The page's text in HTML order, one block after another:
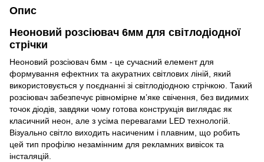
Опис
Неоновий розсіювач 6мм для світлодіодної
стрічки
Неоновий розсіювач 6мм - це сучасний елемент для
формування ефектних та акуратних світлових ліній, який
використовується у поєднанні зі світлодіодною стрічкою. Такий
розсіювач забезпечує рівномірне м’яке свічення, без видимих
точок діодів, завдяки чому готова конструкція виглядає як
класичний неон, але з усіма перевагами LED технологій.
Візуально світло виходить насиченим і плавним, що робить
цей тип профілю незамінним для рекламних вивісок та
інсталяцій.